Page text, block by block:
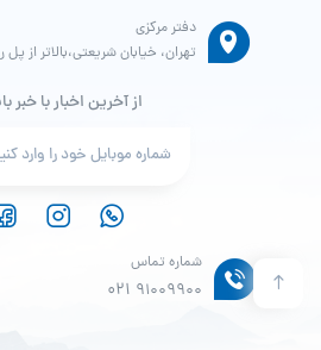
شماره تماس
021 91009900
دفتر مرکزی
تهران، خیابان شریعتی،بالاتر از
از آخرین اخبار با خبر